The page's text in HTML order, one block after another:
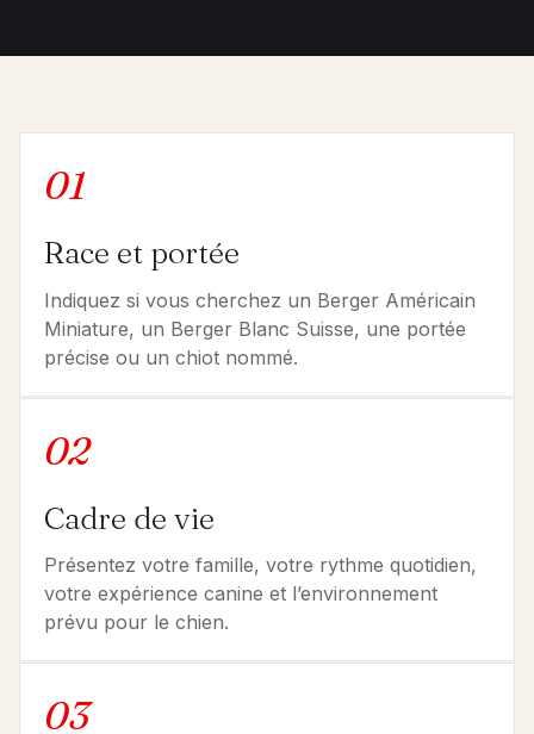
01
Race et portée
Indiquez si vous cherchez un Berger Américain
Miniature, un Berger Blanc Suisse, une portée
précise ou un chiot nommé.
02
Cadre de vie
Présentez votre famille, votre rythme quotidien,
votre expérience canine et l’environnement
prévu pour le chien.
03